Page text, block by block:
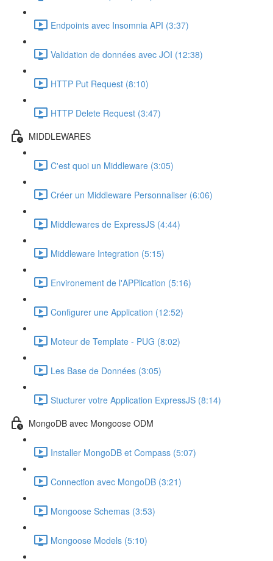
Endpoints avec Insomnia API (3:37)
Validation de données avec JOI (12:38)
HTTP Put Request (8:10)
HTTP Delete Request (3:47)
MIDDLEWARES
C'est quoi un Middleware (3:05)
Créer un Middleware Personnaliser (6:06)
Middlewares de ExpressJS (4:44)
Middleware Integration (5:15)
Environement de l'APPlication (5:16)
Configurer une Application (12:52)
Moteur de Template - PUG (8:02)
Les Base de Données (3:05)
Stucturer votre Application ExpressJS (8:14)
MongoDB avec Mongoose ODM
Installer MongoDB et Compass (5:07)
Connection avec MongoDB (3:21)
Mongoose Schemas (3:53)
Mongoose Models (5:10)